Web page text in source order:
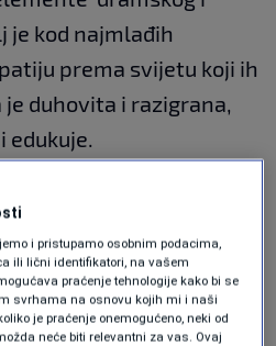
je kod najmlađih
prema svijetu koji ih
duhovita i razigrana,
"Iz ateljea Irfana Hoze",
lista koja su ove
nagradu za likovnu
koju od
i pristupamo osobnim podacima,
ili lični identifikatori, na vašem
praćenje tehnologije kako bi se
svrhama na osnovu kojih mi i naši
je praćenje onemogućeno, neki od
neće biti relevantni za vas. Ovaj